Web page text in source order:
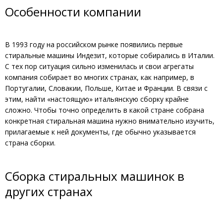
Особенности компании
В 1993 году на российском рынке появились первые
стиральные машины Индезит, которые собирались в Италии.
С тех пор ситуация сильно изменилась и свои агрегаты
компания собирает во многих странах, как например, в
Португалии, Словакии, Польше, Китае и Франции. В связи с
этим, найти «настоящую» итальянскую сборку крайне
сложно. Чтобы точно определить в какой стране собрана
конкретная стиральная машина нужно внимательно изучить,
прилагаемые к ней документы, где обычно указывается
страна сборки.
Сборка стиральных машинок в
других странах